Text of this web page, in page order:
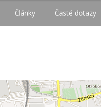
Články Časté dotazy